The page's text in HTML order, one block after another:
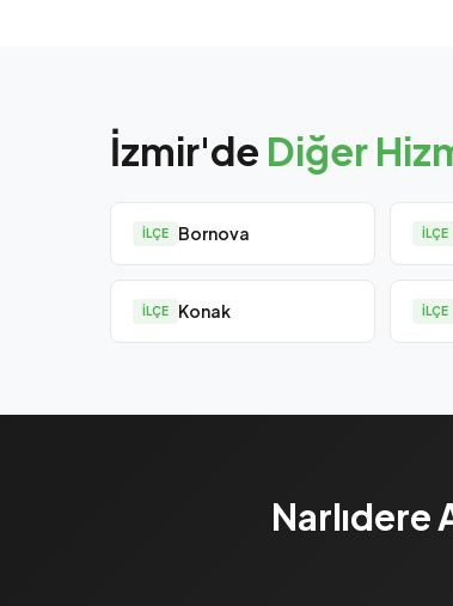
İzmir'de Diğer
İLÇE Bornova İLÇE
İLÇE Konak İLÇE
Narlıdere